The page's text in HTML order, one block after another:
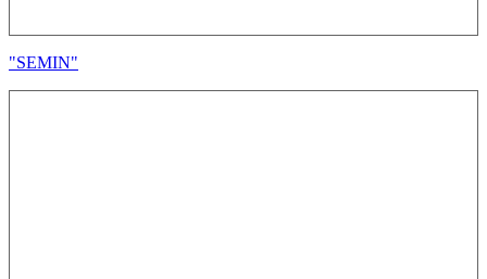
"SEMIN"